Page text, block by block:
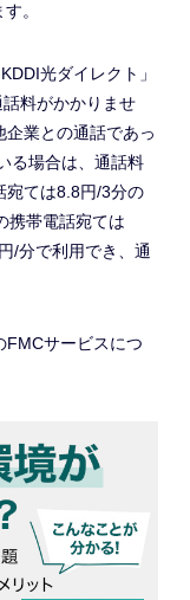
。
光ダイレクト」
話料がかかりませ
業との通話であっ
る場合は、通話料
宛ては8.8円/3分の
携帯電話宛ては
/分で利用でき、通
FMCサービスにつ